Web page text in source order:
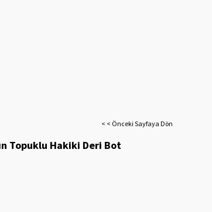
< < Önceki Sayfaya Dön
Topuklu Hakiki Deri Bot